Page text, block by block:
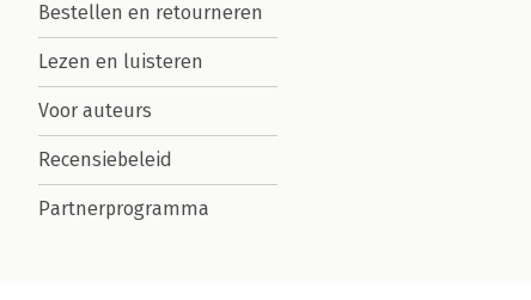
Bestellen en retourneren
Lezen en luisteren
Voor auteurs
Recensiebeleid
Partnerprogramma